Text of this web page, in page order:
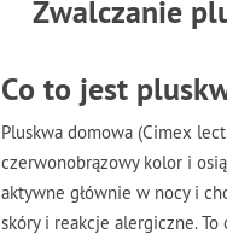
Zwalczanie
Co to jest
Pluskwa domowa (Cimex
czerwonobrązowy kolor i
aktywne głównie w nocy i
skóry i reakcje alergiczne.